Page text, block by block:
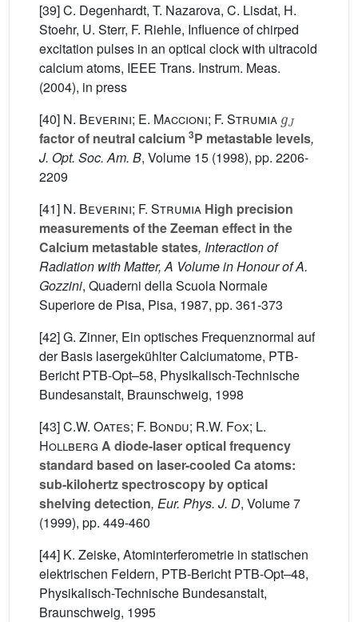
[39] C. Degenhardt, T. Nazarova, C. Lisdat, H.
Stoehr, U. Sterr, F. Riehle, Influence of chirped
excitation pulses in an optical clock with ultracold
calcium atoms, IEEE Trans. Instrum. Meas.
(2004), in press
[40] N. Beverini; E. Maccioni; F. Strumia
factor of neutral calcium 3P metastable levels,
J. Opt. Soc. Am. B, Volume 15 (1998), pp. 2206-
2209
[41] N. Beverini; F. Strumia High precision
measurements of the Zeeman effect in the
Calcium metastable states, Interaction of
Radiation with Matter, A Volume in Honour of A.
Gozzini, Quaderni della Scuola Normale
Superiore de Pisa, Pisa, 1987, pp. 361-373
[42] G. Zinner, Ein optisches Frequenznormal auf
der Basis lasergekühlter Calciumatome, PTB-
Bericht PTB-Opt–58, Physikalisch-Technische
Bundesanstalt, Braunschweig, 1998
[43]C.W. Oates; F. Bondu; R.W. Fox; L.
Hollberg A diode-laser optical frequency
standard based on laser-cooled Ca atoms:
sub-kilohertz spectroscopy by optical
shelving detection, Eur. Phys. J. D, Volume 7
(1999), pp. 449-460
[44] K. Zeiske, Atominterferometrie in statischen
elektrischen Feldern, PTB-Bericht PTB-Opt–48,
Physikalisch-Technische Bundesanstalt,
Braunschweig, 1995